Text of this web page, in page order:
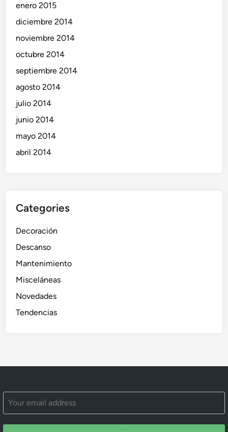
enero 2015
diciembre 2014
noviembre 2014
octubre 2014
septiembre 2014
agosto 2014
julio 2014
junio 2014
mayo 2014
abril 2014
Categories
Decoración
Descanso
Mantenimiento
Misceláneas
Novedades
Tendencias